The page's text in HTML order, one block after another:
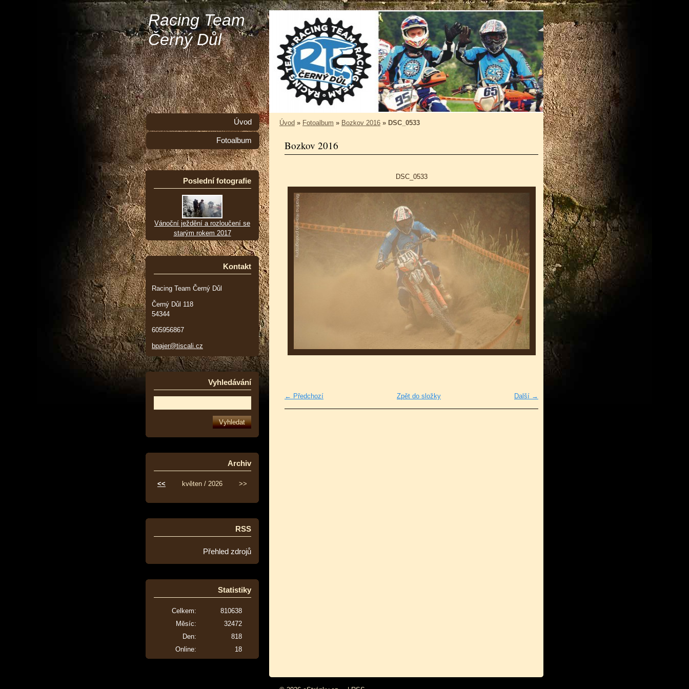
Racing Team
Černý Důl
Úvod » Fotoalbum » Bozkov 2016 » DSC_0533
Bozkov 2016
DSC_0533
← Předchozí Další →
Zpět do složky
Úvod
Fotoalbum
Poslední fotografie
Vánoční ježdění a rozloučení se
starým rokem 2017
Kontakt
Racing Team Černý Důl
Černý Důl 118
54344
605956867
bpajer@tiscali.cz
Vyhledávání
Archiv
<< květen / 2026 >>
RSS
Přehled zdrojů
Statistiky
Online: 18
Celkem:
810638
Měsíc:
32472
Den:
818